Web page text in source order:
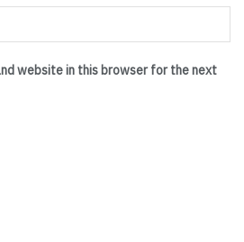
website in this browser for the next